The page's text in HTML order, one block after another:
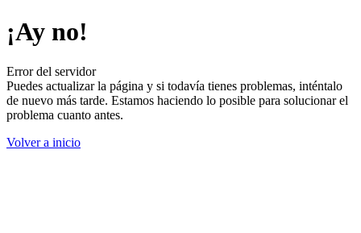
¡Ay no!
Error del servidor
Puedes actualizar la página y si todavía tienes problemas, inténtalo
de nuevo más tarde. Estamos haciendo lo posible para solucionar el
problema cuanto antes.
Volver a inicio